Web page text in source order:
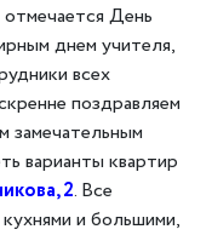
День
днем учителя,
всех
поздравляем
замечательным
варианты квартир
2. Все
и большими,